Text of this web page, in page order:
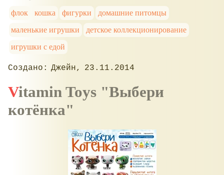
флок
кошка фигурки
домашние питомцы
маленькие игрушки
детское коллекционирование
игрушки с едой
Джейн 23.11.2014
Vitamin Toys "Выбери
котёнка"